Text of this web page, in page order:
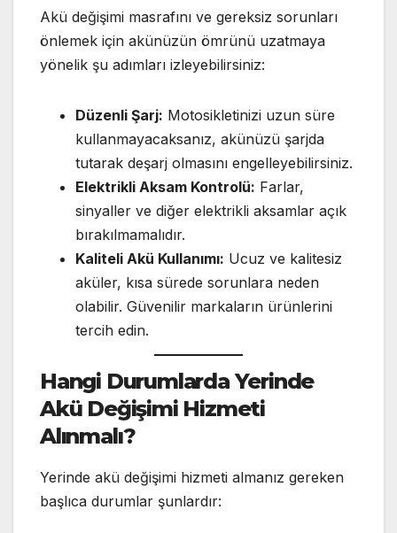
Akü değişimi masrafını ve gereksiz sorunları
önlemek için akünüzün ömrünü uzatmaya
yönelik şu adımları izleyebilirsiniz:
Düzenli Şarj: Motosikletinizi uzun süre
kullanmayacaksanız, akünüzü şarjda
tutarak deşarj olmasını engelleyebilirsiniz.
Elektrikli Aksam Kontrolü: Farlar,
sinyaller ve diğer elektrikli aksamlar açık
bırakılmamalıdır.
Kaliteli Akü Kullanımı: Ucuz ve kalitesiz
aküler, kısa sürede sorunlara neden
olabilir. Güvenilir markaların ürünlerini
tercih edin.
Hangi Durumlarda Yerinde
Akü Değişimi Hizmeti
Alınmalı?
Yerinde akü değişimi hizmeti almanız gereken
başlıca durumlar şunlardır: